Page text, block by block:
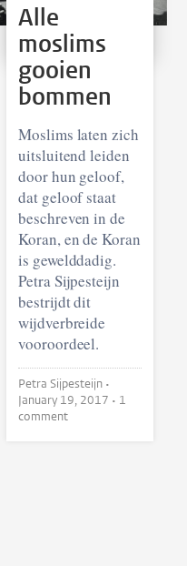
Alle
moslims
gooien
bommen
Moslims laten zich
uitsluitend leiden
door hun geloof,
dat geloof staat
beschreven in de
Koran, en de Koran
is gewelddadig.
Petra Sijpesteijn
bestrijdt dit
wijdverbreide
vooroordeel.
Petra Sijpesteijn •
January 19, 2017 • 1
comment